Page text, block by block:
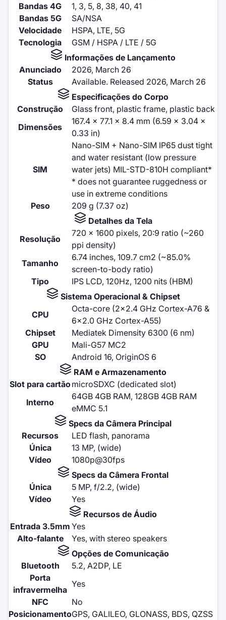
Bandas 4G
1, 3, 5, 8, 38, 40, 41
Bandas 5G
SA/NSA
Velocidade
HSPA, LTE, 5G
Tecnologia
GSM / HSPA / LTE / 5G
Informações de Lançamento
Anunciado
2026, March 26
Status
Available. Released 2026, March 26
Especificações do Corpo
Construção
Glass front, plastic frame, plastic back
Dimensões
167.4 x 77.1 x 8.4 mm (6.59 x 3.04 x
0.33 in)
SIM
Nano-SIM + Nano-SIM IP65 dust tight
and water resistant (low pressure
water jets) MIL-STD-810H compliant*
* does not guarantee ruggedness or
use in extreme conditions
Peso
209 g (7.37 oz)
Detalhes da Tela
Resolução
720 x 1600 pixels, 20:9 ratio (~260
ppi density)
Tamanho
6.74 inches, 109.7 cm2 (~85.0%
screen-to-body ratio)
Tipo
IPS LCD, 120Hz, 1200 nits (HBM)
Sistema Operacional & Chipset
CPU
Octa-core (2x2.4 GHz Cortex-A76 &
6x2.0 GHz Cortex-A55)
Chipset
Mediatek Dimensity 6300 (6 nm)
GPU
Mali-G57 MC2
SO
Android 16, OriginOS 6
RAM e Armazenamento
Slot para cartãomicroSDXC (dedicated slot)
Interno
64GB 4GB RAM, 128GB 4GB RAM
eMMC 5.1
Specs da Câmera Principal
Recursos
LED flash, panorama
Única
13 MP, (wide)
Vídeo
1080p@30fps
Specs da Câmera Frontal
Única
5 MP, f/2.2, (wide)
Vídeo
Yes
Recursos de Áudio
Entrada 3.5mm Yes
Alto-falante
Yes, with stereo speakers
Opções de Comunicação
Bluetooth
5.2, A2DP, LE
Porta
infravermelha
Yes
NFC
No
PosicionamentoGPS, GALILEO, GLONASS, BDS, QZSS